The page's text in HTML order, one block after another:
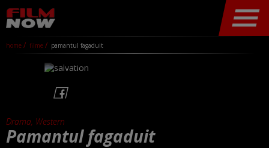
home filme pamantul fagaduit
Drama, Western
Pamantul fagaduit